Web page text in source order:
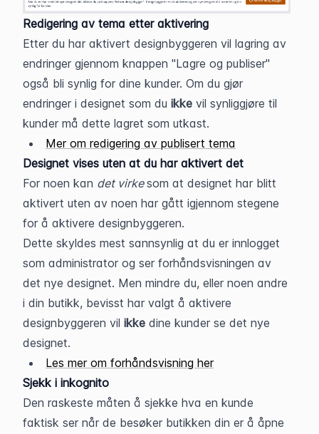
Redigering av tema etter aktivering
Etter du har aktivert designbyggeren vil lagring av
endringer gjennom knappen "Lagre og publiser"
også bli synlig for dine kunder. Om du gjør
endringer i designet som du ikke vil synliggjøre til
kunder må dette lagret som utkast.
Mer om redigering av publisert tema
Designet vises uten at du har aktivert det
For noen kan det virke som at designet har blitt
aktivert uten av noen har gått igjennom stegene
for å aktivere designbyggeren.
Dette skyldes mest sannsynlig at du er innlogget
som administrator og ser forhåndsvisningen av
det nye designet. Men mindre du, eller noen andre
i din butikk, bevisst har valgt å aktivere
designbyggeren vil ikke dine kunder se det nye
designet.
Les mer om forhåndsvisning her
Sjekk i inkognito
Den raskeste måten å sjekke hva en kunde
faktisk ser når de besøker butikken din er å åpne